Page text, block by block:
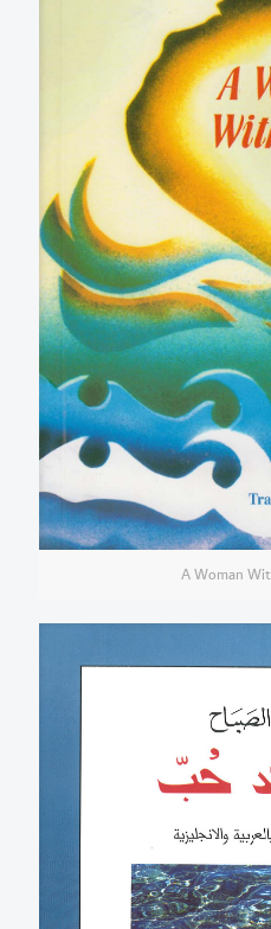
A Woman